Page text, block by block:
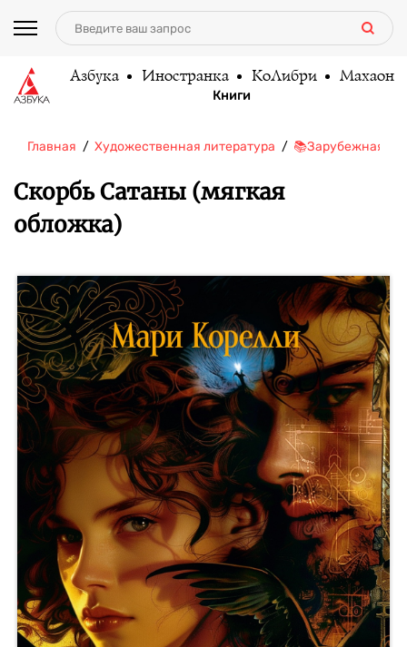
Азбука Иностранка КоЛибри Махаон
Книги
Главная Художественная литература 📚Зарубежная
Скорбь Сатаны (мягкая
обложка)